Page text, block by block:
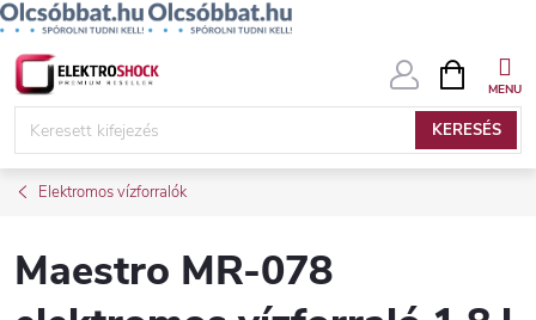
Ugrás
KERESÉS
KOSÁR
Elektromos vízforralók
Maestro MR-078